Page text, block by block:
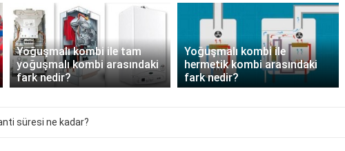
Yoğuşmalı kombi ile tam
yoğuşmalı kombi arasındaki
fark nedir?
Yoğuşmalı kombi ile
hermetik kombi arasındaki
fark nedir?
süresi ne kadar?